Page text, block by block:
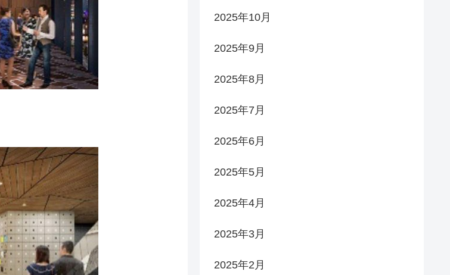
2025年10月
2025年9月
2025年8月
2025年7月
2025年6月
2025年5月
2025年4月
2025年3月
2025年2月